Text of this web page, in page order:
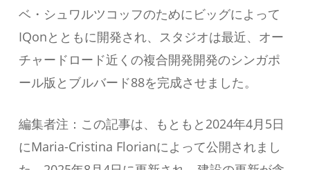
ベ・シュワルツコッフのためにビッグによって
IQonとともに開発され、スタジオは最近、オー
チャードロード近くの複合開発開発のシンガポ
ール版とブルバード88を完成させました。
編集者注：この記事は、もともと2024年4月5日
にMaria-Cristina Florianによって公開されまし